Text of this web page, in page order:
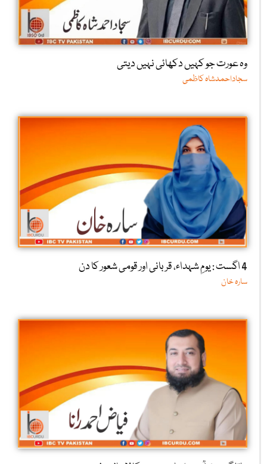
وہ عورت جو کہیں دکھائی نہیں دیتی
سجاداحمدشاہ کاظمی
سارہ خان